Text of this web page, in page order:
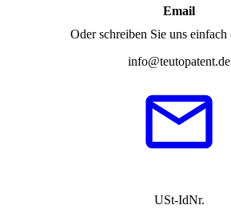
Email
Oder schreiben Sie uns
info@teutopatent.de
USt-IdNr.